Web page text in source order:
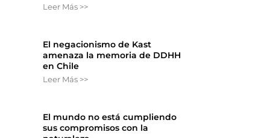
Leer Más >>
El negacionismo de Kast
amenaza la memoria de DDHH
en Chile
Leer Más >>
El mundo no está cumpliendo
sus compromisos con la